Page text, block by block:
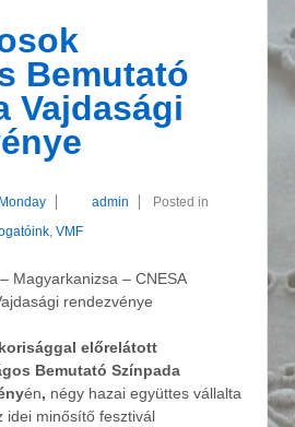
Bemutató
Vajdasági
admin
Posted in
VMF
Magyarkanizsa – CNESA
rendezvénye
előrelátott
Bemutató Színpada
én, négy hazai együttes vállalta
idei minősítő fesztivál